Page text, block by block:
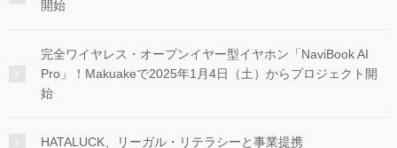
開始
完全ワイヤレス・オープンイヤー型イヤホン「NaviBook AI
Pro」！Makuakeで2025年1月4日（土）からプロジェクト開
始
HATALUCK、リーガル・リテラシーと事業提携